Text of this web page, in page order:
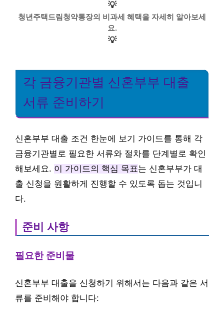
💡
청년주택드림청약통장의 비과세 혜택을 자세히 알아보세
요.
💡
각 금융기관별 신혼부부 대출
서류 준비하기
신혼부부 대출 조건 한눈에 보기 가이드를 통해 각
금융기관별로 필요한 서류와 절차를 단계별로 확인
해보세요. 이 가이드의 핵심 목표는 신혼부부가 대
출 신청을 원활하게 진행할 수 있도록 돕는 것입니
다.
준비 사항
필요한 준비물
신혼부부 대출을 신청하기 위해서는 다음과 같은 서
류를 준비해야 합니다: